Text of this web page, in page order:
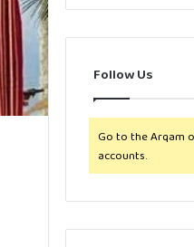
Follow Us
Go to the Arqam
accounts.